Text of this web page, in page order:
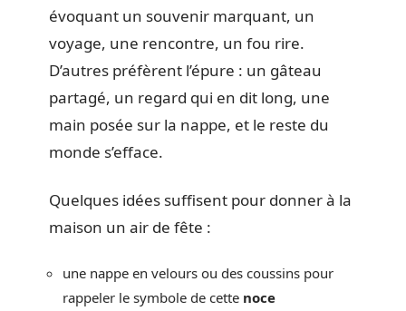
évoquant un souvenir marquant, un
voyage, une rencontre, un fou rire.
D’autres préfèrent l’épure : un gâteau
partagé, un regard qui en dit long, une
main posée sur la nappe, et le reste du
monde s’efface.
Quelques idées suffisent pour donner à la
maison un air de fête :
une nappe en velours ou des coussins pour
rappeler le symbole de cette noce